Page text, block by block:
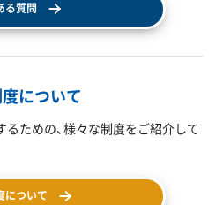
る質問
について
ための、様々な制度をご紹介して
について